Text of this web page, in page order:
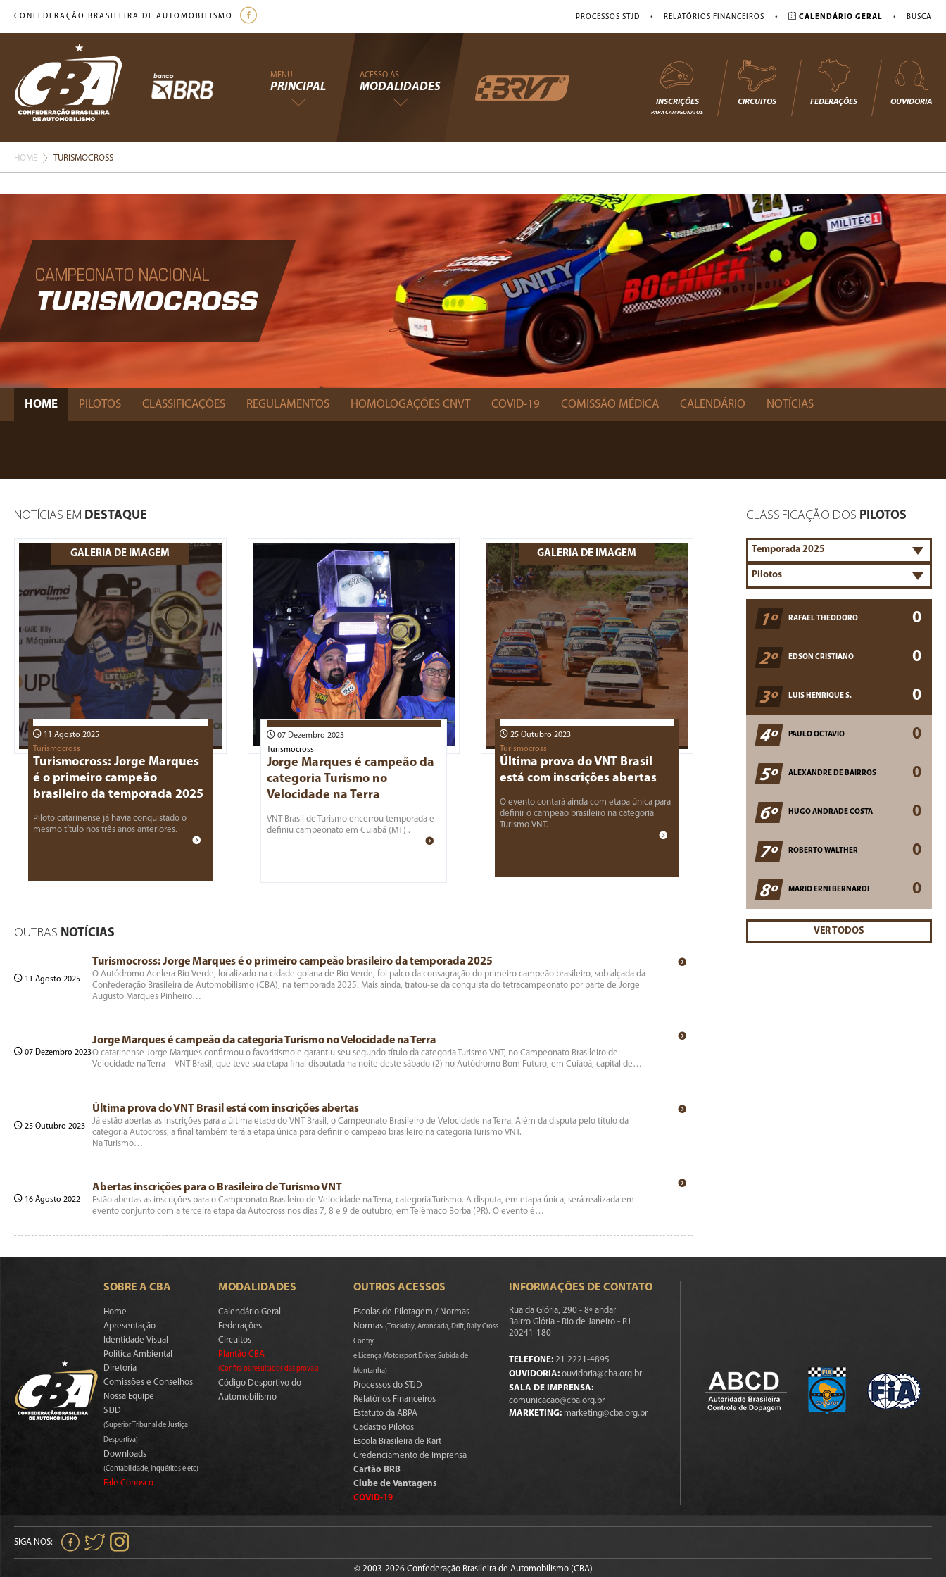
CONFEDERAÇÃO BRASILEIRA DE AUTOMOBILISMO PROCESSOS STJD • RELATÓRIOS FINANCEIROS • CALENDÁRIO GERAL • BUSCA
MENU
PRINCIPAL
ACESSO ÀS
MODALIDADES
INSCRIÇÕES
PARA CAMPEONATOS
CIRCUITOS FEDERAÇÕES OUVIDORIA
HOME TURISMOCROSS
CAMPEONATO NACIONAL
TURISMOCROSS
HOME PILOTOS CLASSIFICAÇÕES REGULAMENTOS HOMOLOGAÇÕES CNVT COVID-19 COMISSÃO MÉDICA CALENDÁRIO NOTÍCIAS
NOTÍCIAS EM DESTAQUE
GALERIA DE IMAGEM
11 Agosto 2025
Turismocross
Turismocross: Jorge Marques
é o primeiro campeão
brasileiro da temporada 2025
Piloto catarinense já havia conquistado o
mesmo título nos três anos anteriores.
07 Dezembro 2023
Turismocross
Jorge Marques é campeão da
categoria Turismo no
Velocidade na Terra
VNT Brasil de Turismo encerrou temporada e
definiu campeonato em Cuiabá (MT) .
GALERIA DE IMAGEM
25 Outubro 2023
Turismocross
Última prova do VNT Brasil
está com inscrições abertas
O evento contará ainda com etapa única para
definir o campeão brasileiro na categoria
Turismo VNT.
OUTRAS NOTÍCIAS
11 Agosto 2025
Turismocross: Jorge Marques é o primeiro campeão brasileiro da temporada 2025
O Autódromo Acelera Rio Verde, localizado na cidade goiana de Rio Verde, foi palco da consagração do primeiro campeão brasileiro, sob alçada da
Confederação Brasileira de Automobilismo (CBA), na temporada 2025. Mais ainda, tratou-se da conquista do tetracampeonato por parte de Jorge
Augusto Marques Pinheiro…
07 Dezembro 2023
Jorge Marques é campeão da categoria Turismo no Velocidade na Terra
O catarinense Jorge Marques confirmou o favoritismo e garantiu seu segundo título da categoria Turismo VNT, no Campeonato Brasileiro de
Velocidade na Terra – VNT Brasil, que teve sua etapa final disputada na noite deste sábado (2) no Autódromo Bom Futuro, em Cuiabá, capital de…
25 Outubro 2023
Última prova do VNT Brasil está com inscrições abertas
Já estão abertas as inscrições para a última etapa do VNT Brasil, o Campeonato Brasileiro de Velocidade na Terra. Além da disputa pelo título da
categoria Autocross, a final também terá a etapa única para definir o campeão brasileiro na categoria Turismo VNT.
Na Turismo…
16 Agosto 2022
Abertas inscrições para o Brasileiro de Turismo VNT
Estão abertas as inscrições para o Campeonato Brasileiro de Velocidade na Terra, categoria Turismo. A disputa, em etapa única, será realizada em
evento conjunto com a terceira etapa da Autocross nos dias 7, 8 e 9 de outubro, em Telêmaco Borba (PR). O evento é…
CLASSIFICAÇÃO DOS PILOTOS
1º RAFAEL THEODORO 0
2º EDSON CRISTIANO 0
3º LUIS HENRIQUE S. 0
4º PAULO OCTAVIO 0
5º ALEXANDRE DE BAIRROS 0
6º HUGO ANDRADE COSTA 0
7º ROBERTO WALTHER 0
8º MARIO ERNI BERNARDI 0
VER TODOS
SOBRE A CBA
Home
Apresentação
Identidade Visual
Política Ambiental
Diretoria
Comissões e Conselhos
Nossa Equipe
STJD
(Superior Tribunal de Justiça
Desportiva)
Downloads
(Contabilidade, Inquéritos e etc)
Fale Conosco
MODALIDADES
Calendário Geral
Federações
Circuitos
Plantão CBA
(Confira os resultados das provas)
Código Desportivo do
Automobilismo
OUTROS ACESSOS
Escolas de Pilotagem / Normas
Normas(Trackday, Arrancada, Drift, Rally Cross
Contry
e Licença Motorsport Driver, Subida de
Montanha)
Processos do STJD
Relatórios Financeiros
Estatuto da ABPA
Cadastro Pilotos
Escola Brasileira de Kart
Credenciamento de Imprensa
Cartão BRB
Clube de Vantagens
COVID-19
INFORMAÇÕES DE CONTATO
Rua da Glória, 290 - 8º andar
Bairro Glória - Rio de Janeiro - RJ
20241-180
TELEFONE: 21 2221-4895
OUVIDORIA: ouvidoria@cba.org.br
SALA DE IMPRENSA:
comunicacao@cba.org.br
MARKETING: marketing@cba.org.br
SIGA NOS:
© 2003-2026 Confederação Brasileira de Automobilismo (CBA)